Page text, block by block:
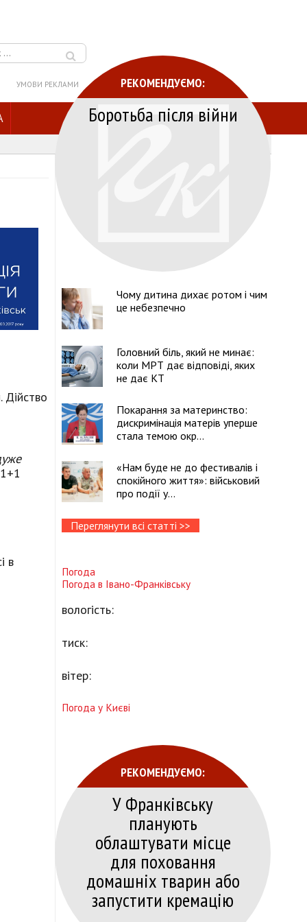
УМОВИ РЕКЛАМИ
Дійство
в
РЕКОМЕНДУЄМО:
Боротьба після війни
Чому дитина дихає ротом і чим
це небезпечно
Головний біль, який не минає:
коли МРТ дає відповіді, яких
не дає КТ
Покарання за материнство:
дискримінація матерів уперше
стала темою окр...
«Нам буде не до фестивалів і
спокійного життя»: військовий
про події у...
Переглянути всі статті >>
Погода
Погода в Івано-Франківську
вологість:
тиск:
вітер:
Погода у Києві
РЕКОМЕНДУЄМО:
У Франківську
планують
облаштувати місце
для поховання
домашніх тварин або
запустити кремацію